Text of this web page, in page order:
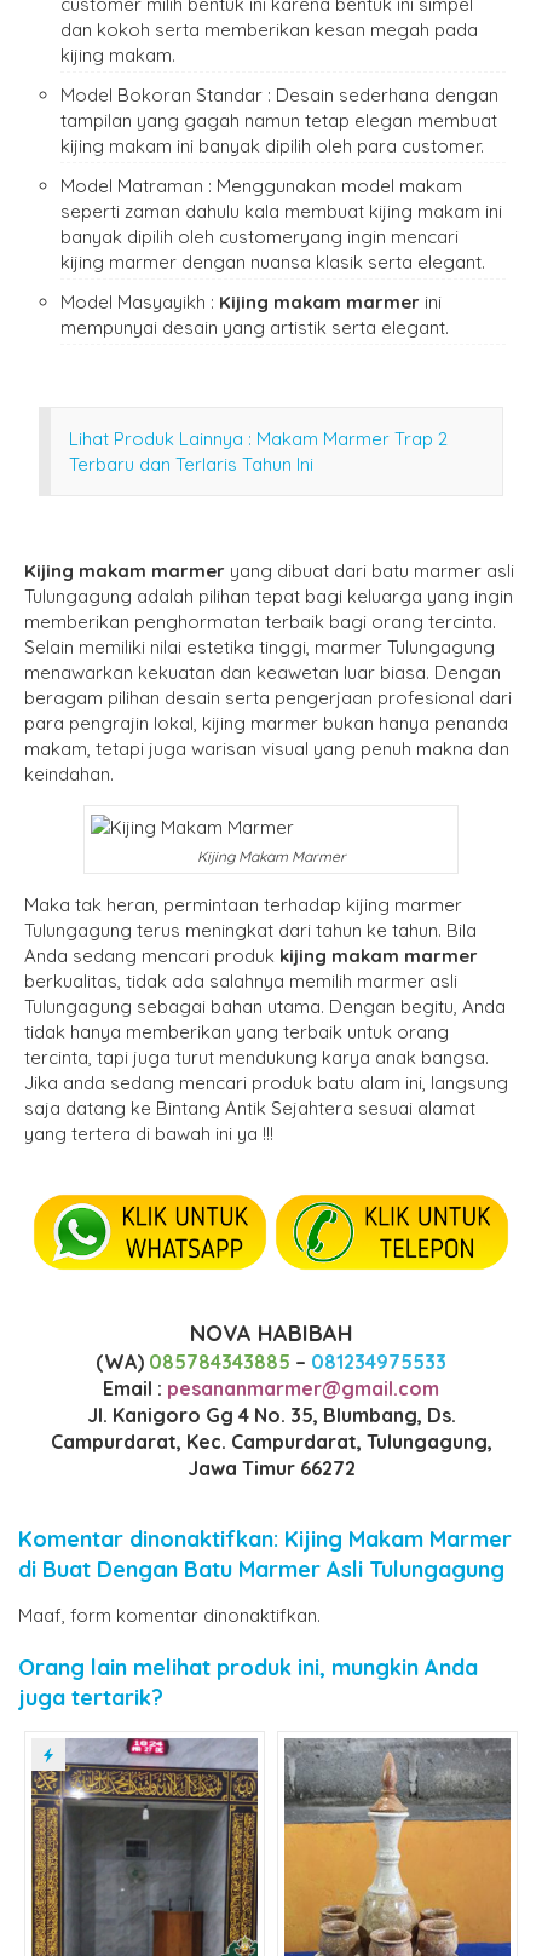
customer milih bentuk ini karena bentuk ini simpel
dan kokoh serta memberikan kesan megah pada
kijing makam.
Model Bokoran Standar : Desain sederhana dengan
tampilan yang gagah namun tetap elegan membuat
kijing makam ini banyak dipilih oleh para customer.
Model Matraman : Menggunakan model makam
seperti zaman dahulu kala membuat kijing makam ini
banyak dipilih oleh customeryang ingin mencari
kijing marmer dengan nuansa klasik serta elegant.
Model Masyayikh : Kijing makam marmer ini
mempunyai desain yang artistik serta elegant.
Lihat Produk Lainnya : Makam Marmer Trap 2
Terbaru dan Terlaris Tahun Ini
Kijing makam marmer yang dibuat dari batu marmer asli
Tulungagung adalah pilihan tepat bagi keluarga yang ingin
memberikan penghormatan terbaik bagi orang tercinta.
Selain memiliki nilai estetika tinggi, marmer Tulungagung
menawarkan kekuatan dan keawetan luar biasa. Dengan
beragam pilihan desain serta pengerjaan profesional dari
para pengrajin lokal, kijing marmer bukan hanya penanda
makam, tetapi juga warisan visual yang penuh makna dan
keindahan.
Kijing Makam Marmer
Maka tak heran, permintaan terhadap kijing marmer
Tulungagung terus meningkat dari tahun ke tahun. Bila
Anda sedang mencari produk kijing makam marmer
berkualitas, tidak ada salahnya memilih marmer asli
Tulungagung sebagai bahan utama. Dengan begitu, Anda
tidak hanya memberikan yang terbaik untuk orang
tercinta, tapi juga turut mendukung karya anak bangsa.
Jika anda sedang mencari produk batu alam ini, langsung
saja datang ke Bintang Antik Sejahtera sesuai alamat
yang tertera di bawah ini ya !!!
NOVA HABIBAH
(WA) 085784343885 – 081234975533
Email : pesananmarmer@gmail.com
Jl. Kanigoro Gg 4 No. 35, Blumbang, Ds.
Campurdarat, Kec. Campurdarat, Tulungagung,
Jawa Timur 66272
Komentar dinonaktifkan: Kijing Makam Marmer
di Buat Dengan Batu Marmer Asli Tulungagung
Maaf, form komentar dinonaktifkan.
Orang lain melihat produk ini, mungkin Anda
juga tertarik?